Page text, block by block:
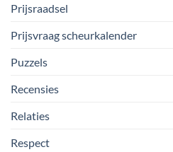
Prijsraadsel
Prijsvraag scheurkalender
Puzzels
Recensies
Relaties
Respect